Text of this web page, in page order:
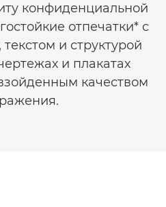
конфиденциальной
отпечатки* с
и структурой
и плакатах
качеством